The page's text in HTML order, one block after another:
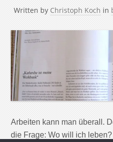
Written by Christoph Koch in
Arbeiten kann man überall.
die Frage: Wo will ich